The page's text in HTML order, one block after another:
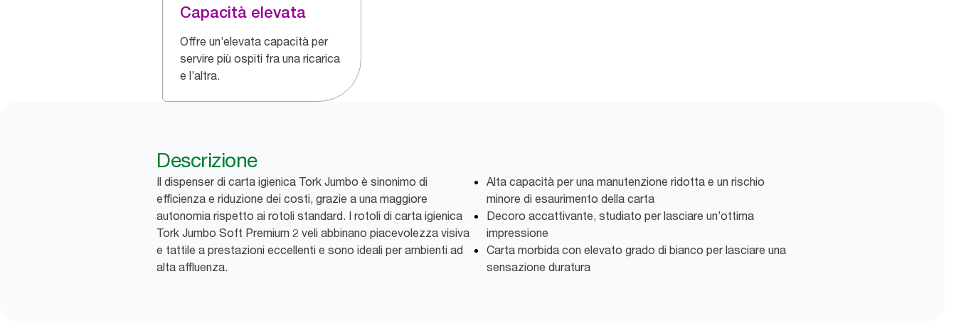
Capacità elevata
Offre un’elevata capacità per
servire più ospiti fra una ricarica
e l’altra.
Descrizione
Il dispenser di carta igienica Tork Jumbo è sinonimo di
efficienza e riduzione dei costi, grazie a una maggiore
autonomia rispetto ai rotoli standard. I rotoli di carta igienica
Tork Jumbo Soft Premium 2 veli abbinano piacevolezza visiva
e tattile a prestazioni eccellenti e sono ideali per ambienti ad
alta affluenza.
Alta capacità per una manutenzione ridotta e un rischio
minore di esaurimento della carta
Decoro accattivante, studiato per lasciare un’ottima
impressione
Carta morbida con elevato grado di bianco per lasciare una
sensazione duratura